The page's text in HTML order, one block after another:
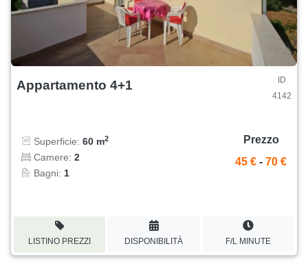
Appartamento 4+1
ID
4142
Superficie: 60 m2
Camere: 2
Bagni: 1
Prezzo
45 € - 70 €
LISTINO PREZZI DISPONIBILITÀ F/L MINUTE